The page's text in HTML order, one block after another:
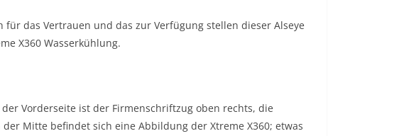
das Vertrauen und das zur Verfügung stellen dieser Alseye
X360 Wasserkühlung.
Vorderseite ist der Firmenschriftzug oben rechts, die
Mitte befindet sich eine Abbildung der Xtreme X360; etwas